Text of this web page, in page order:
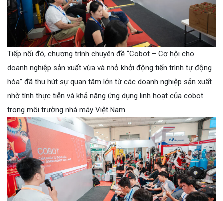
Tiếp nối đó, chương trình chuyên đề “Cobot – Cơ hội cho
doanh nghiệp sản xuất vừa và nhỏ khởi động tiến trình tự động
hóa” đã thu hút sự quan tâm lớn từ các doanh nghiệp sản xuất
nhờ tính thực tiễn và khả năng ứng dụng linh hoạt của cobot
trong môi trường nhà máy Việt Nam.